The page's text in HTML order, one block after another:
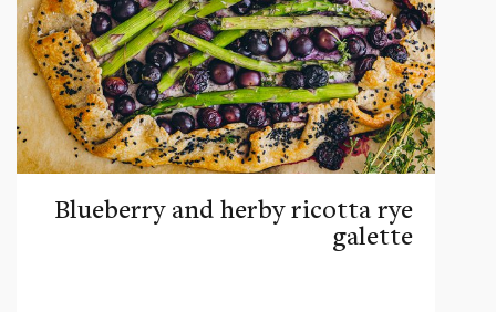
Blueberry and herby ricotta rye
galette